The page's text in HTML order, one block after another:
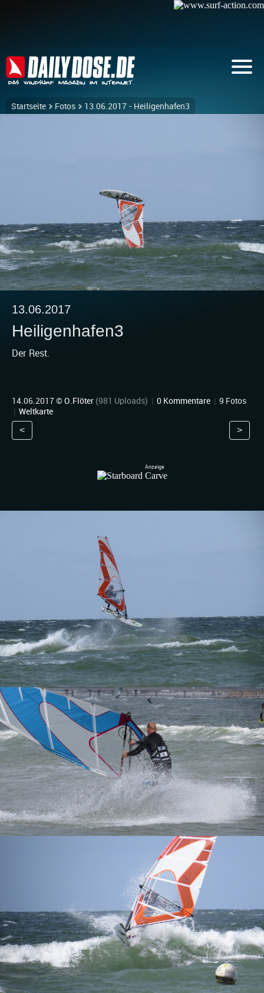
Startseite Fotos 13.06.2017 - Heiligenhafen3
13.06.2017
Heiligenhafen3
Der Rest.
14.06.2017 ©O.Flöter (981 Uploads) | 0 Kommentare | 9 Fotos
| Weltkarte
< >